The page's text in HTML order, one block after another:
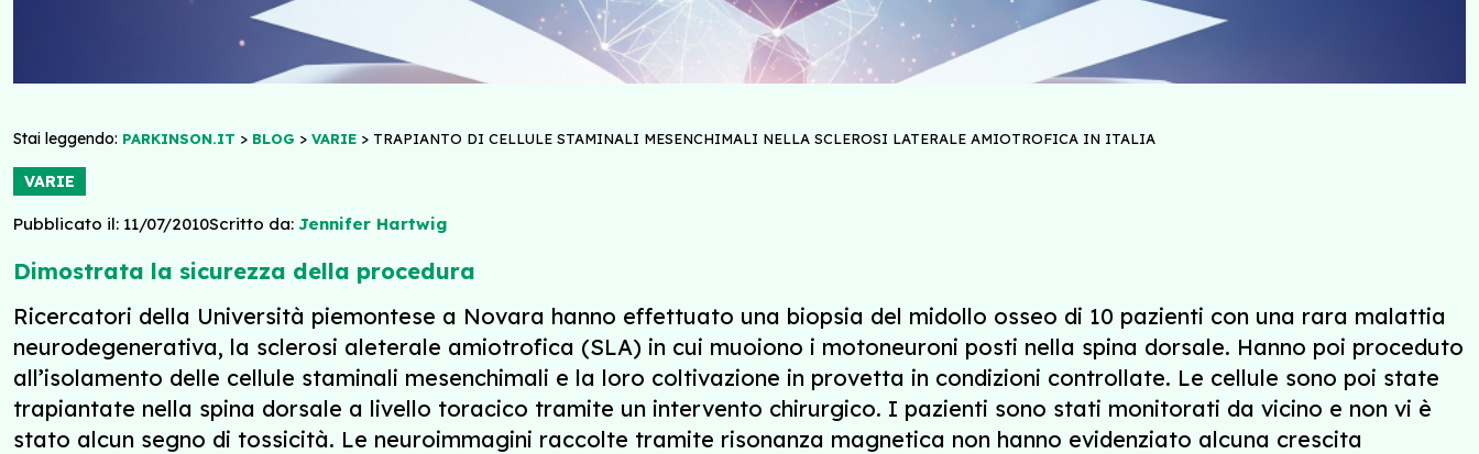
Stai leggendo: PARKINSON.IT > BLOG > VARIE > TRAPIANTO DI CELLULE STAMINALI MESENCHIMALI NELLA SCLEROSI LATERALE AMIOTROFICA IN ITALIA
VARIE
Pubblicato il: 11/07/2010Scritto da: Jennifer Hartwig
Dimostrata la sicurezza della procedura
Ricercatori della Università piemontese a Novara hanno effettuato una biopsia del midollo osseo di 10 pazienti con una rara malattia
neurodegenerativa, la sclerosi aleterale amiotrofica (SLA) in cui muoiono i motoneuroni posti nella spina dorsale. Hanno poi proceduto
all’isolamento delle cellule staminali mesenchimali e la loro coltivazione in provetta in condizioni controllate. Le cellule sono poi state
trapiantate nella spina dorsale a livello toracico tramite un intervento chirurgico. I pazienti sono stati monitorati da vicino e non vi è
stato alcun segno di tossicità. Le neuroimmagini raccolte tramite risonanza magnetica non hanno evidenziato alcuna crescita